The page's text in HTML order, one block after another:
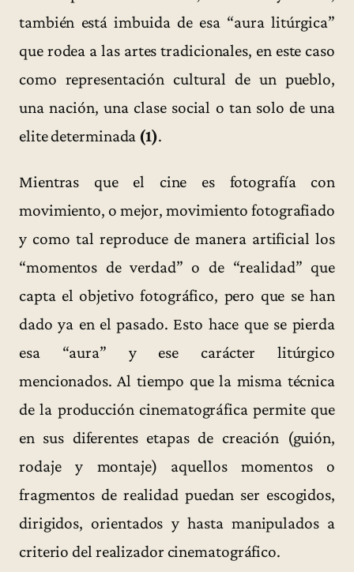
también está imbuida de esa “aura litúrgica”
que rodea a las artes tradicionales, en este caso
como representación cultural de un pueblo,
una nación, una clase social o tan solo de una
elite determinada (1).
Mientras que el cine es fotografía con
movimiento, o mejor, movimiento fotografiado
y como tal reproduce de manera artificial los
“momentos de verdad” o de “realidad” que
capta el objetivo fotográfico, pero que se han
dado ya en el pasado. Esto hace que se pierda
esa “aura” y ese carácter litúrgico
mencionados. Al tiempo que la misma técnica
de la producción cinematográfica permite que
en sus diferentes etapas de creación (guión,
rodaje y montaje) aquellos momentos o
fragmentos de realidad puedan ser escogidos,
dirigidos, orientados y hasta manipulados a
criterio del realizador cinematográfico.